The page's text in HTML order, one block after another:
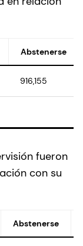
Abstenerse
916,155
fueron
con su
Abstenerse